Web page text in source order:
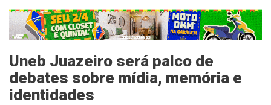
Uneb Juazeiro será palco de
debates sobre mídia, memória e
identidades